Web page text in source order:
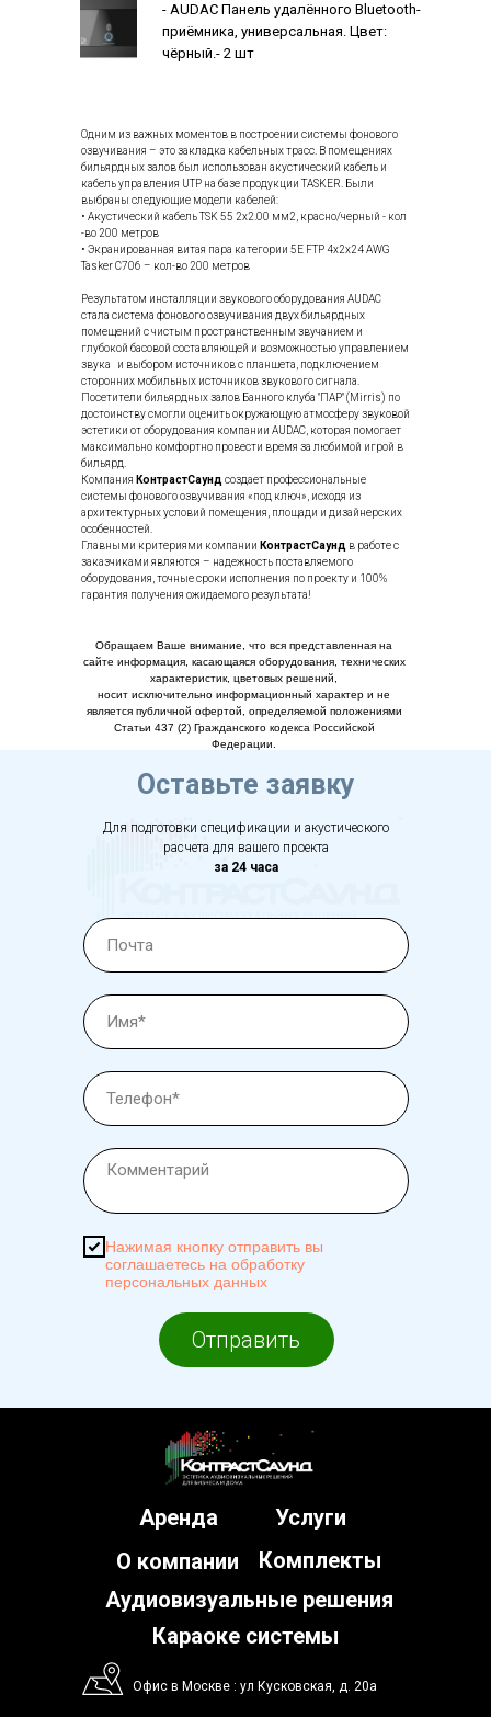
- AUDAC Панель удалённого Bluetooth-
приёмника, универсальная. Цвет:
чёрный.- 2 шт
Одним из важных моментов в построении системы фонового
озвучивания – это закладка кабельных трасс. В помещениях
бильярдных залов был использован акустический кабель и
кабель управления UTP на базе продукции TASKER. Были
выбраны следующие модели кабелей:
• Акустический кабель TSK 55 2х2.00 мм2, красно/черный - кол
-во 200 метров
• Экранированная витая пара категории 5E FTP 4x2x24 AWG
Tasker C706 – кол-во 200 метров
Результатом инсталляции звукового оборудования AUDAC
стала система фонового озвучивания двух бильярдных
помещений с чистым пространственным звучанием и
глубокой басовой составляющей и возможностью управлением
звука и выбором источников с планшета, подключением
сторонних мобильных источников звукового сигнала.
Посетители бильярдных залов Банного клуба "ПАР" (Mirris) по
достоинству смогли оценить окружающую атмосферу звуковой
эстетики от оборудования компании AUDAC, которая помогает
максимально комфортно провести время за любимой игрой в
бильярд.
Компания КонтрастСаунд создает профессиональные
системы фонового озвучивания «под ключ», исходя из
архитектурных условий помещения, площади и дизайнерских
особенностей.
Главными критериями компании КонтрастСаунд в работе с
заказчиками являются – надежность поставляемого
оборудования, точные сроки исполнения по проекту и 100%
гарантия получения ожидаемого результата!
Обращаем Ваше внимание, что вся представленная на
сайте информация, касающаяся оборудования, технических
характеристик, цветовых решений,
носит исключительно информационный характер и не
является публичной офертой, определяемой положениями
Статьи 437 (2) Гражданского кодекса Российской
Федерации.
Оставьте заявку
Для подготовки спецификации и акустического
расчета для вашего проекта
за 24 часа
Нажимая кнопку отправить вы
соглашаетесь на обработку
персональных данных
Отправить
Комплекты
Услуги
Аудиовизуальные решения
Офис в Москве : ул Кусковская, д. 20а
О компании
Аренда
Караоке системы